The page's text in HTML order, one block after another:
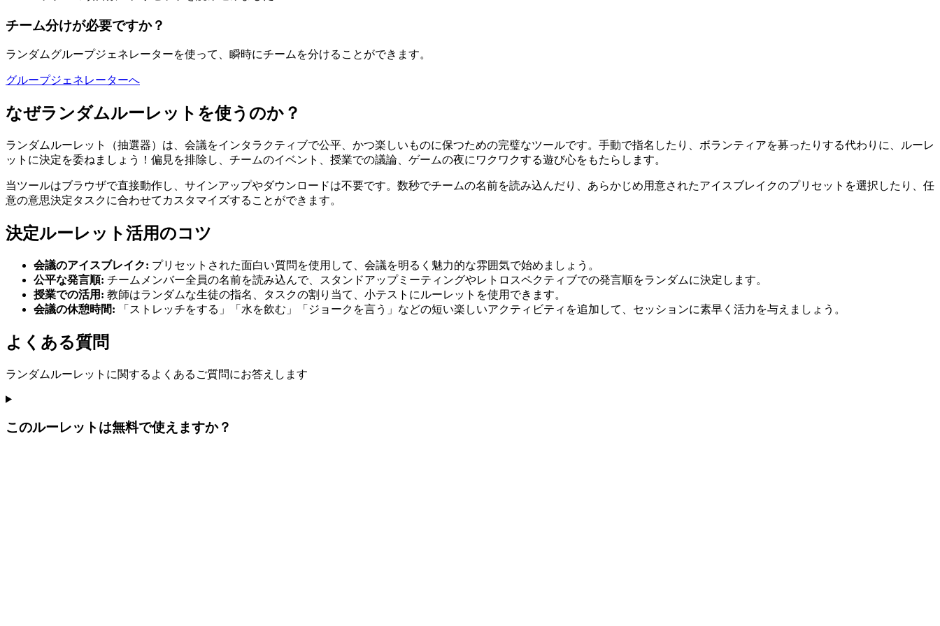
チーム分けが必要ですか？
ランダムグループジェネレーターを使って、瞬時にチームを分けることができます。
グループジェネレーターへ
なぜランダムルーレットを使うのか？
ランダムルーレット（抽選器）は、会議をインタラクティブで公平、かつ楽しいものに保つための完璧なツールです。手動で指名したり、ボランティアを募ったりする代わりに、ルーレ
ットに決定を委ねましょう！偏見を排除し、チームのイベント、授業での議論、ゲームの夜にワクワクする遊び心をもたらします。
当ツールはブラウザで直接動作し、サインアップやダウンロードは不要です。数秒でチームの名前を読み込んだり、あらかじめ用意されたアイスブレイクのプリセットを選択したり、任
意の意思決定タスクに合わせてカスタマイズすることができます。
決定ルーレット活用のコツ
会議のアイスブレイク: プリセットされた面白い質問を使用して、会議を明るく魅力的な雰囲気で始めましょう。
公平な発言順: チームメンバー全員の名前を読み込んで、スタンドアップミーティングやレトロスペクティブでの発言順をランダムに決定します。
授業での活用: 教師はランダムな生徒の指名、タスクの割り当て、小テストにルーレットを使用できます。
会議の休憩時間: 「ストレッチをする」「水を飲む」「ジョークを言う」などの短い楽しいアクティビティを追加して、セッションに素早く活力を与えましょう。
よくある質問
ランダムルーレットに関するよくあるご質問にお答えします
このルーレットは無料で使えますか？